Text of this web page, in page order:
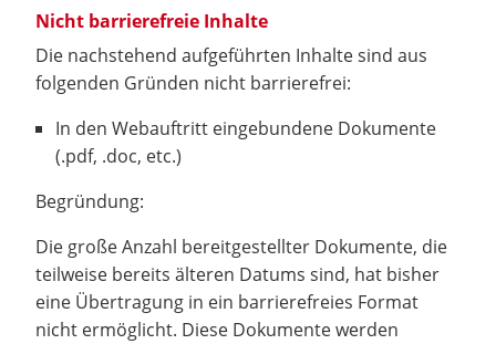
Nicht barrierefreie Inhalte
Die nachstehend aufgeführten Inhalte sind aus
folgenden Gründen nicht barrierefrei:
In den Webauftritt eingebundene Dokumente
(.pdf, .doc, etc.)
Begründung:
Die große Anzahl bereitgestellter Dokumente, die
teilweise bereits älteren Datums sind, hat bisher
eine Übertragung in ein barrierefreies Format
nicht ermöglicht. Diese Dokumente werden